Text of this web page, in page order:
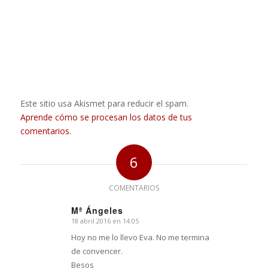
Este sitio usa Akismet para reducir el spam.
Aprende cómo se procesan los datos de tus
comentarios.
6
COMENTARIOS
Mª Ángeles
Dice:
18 abril 2016 en 14:05
Hoy no me lo llevo Eva. No me termina
de convencer.
Besos